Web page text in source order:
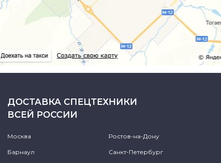
ДОСТАВКА СПЕЦТЕХНИКИ
ВСЕЙ РОССИИ
Москва Ростов-на-Дону
Барнаул Санкт-Петербург